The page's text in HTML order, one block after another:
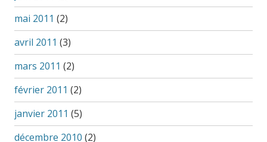
mai 2011 (2)
avril 2011 (3)
mars 2011 (2)
février 2011 (2)
janvier 2011 (5)
décembre 2010 (2)